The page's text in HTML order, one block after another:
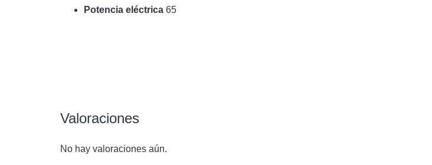
Potencia eléctrica 65
Valoraciones
No hay valoraciones aún.